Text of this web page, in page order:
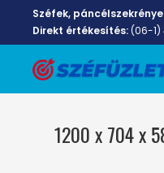
Széfek,
Direkt értékesítés:(06-1)
1200 x 704 x